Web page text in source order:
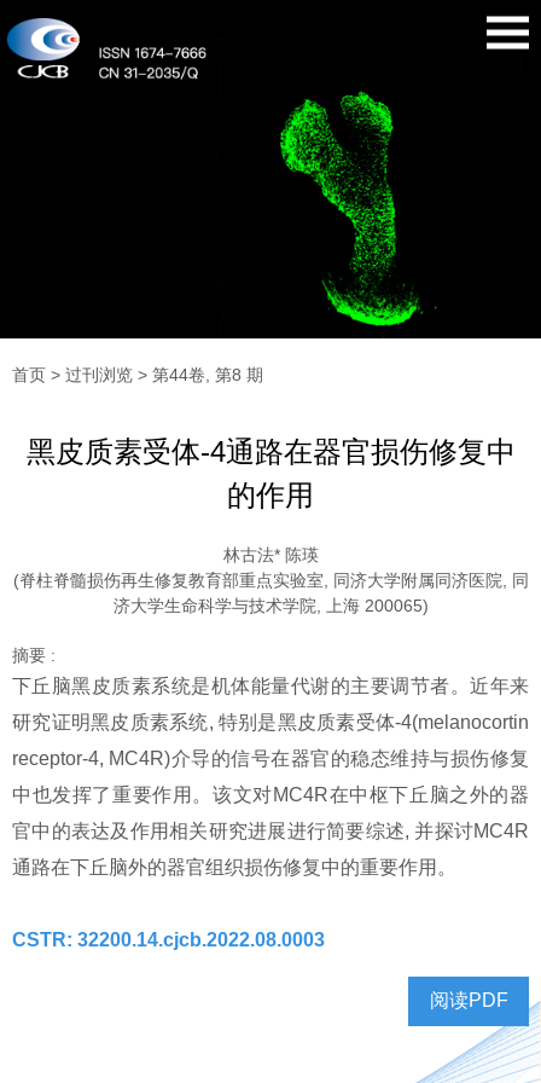
首页 > 过刊浏览 > 第44卷, 第8 期
黑皮质素受体-4通路在器官损伤修复中
的作用
林古法* 陈瑛
(脊柱脊髓损伤再生修复教育部重点实验室, 同济大学附属同济医院, 同
济大学生命科学与技术学院, 上海 200065)
摘要 :
下丘脑黑皮质素系统是机体能量代谢的主要调节者。近年来
研究证明黑皮质素系统, 特别是黑皮质素受体-4(melanocortin
receptor-4, MC4R)介导的信号在器官的稳态维持与损伤修复
中也发挥了重要作用。该文对MC4R在中枢下丘脑之外的器
官中的表达及作用相关研究进展进行简要综述, 并探讨MC4R
通路在下丘脑外的器官组织损伤修复中的重要作用。
CSTR: 32200.14.cjcb.2022.08.0003